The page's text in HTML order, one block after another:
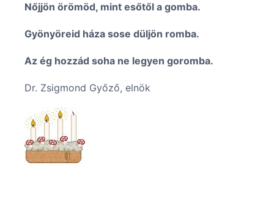
Nőjjön örömöd, mint esőtől a gomba.
Gyönyöreid háza sose düljön romba.
Az ég hozzád soha ne legyen goromba.
Dr. Zsigmond Győző, elnök